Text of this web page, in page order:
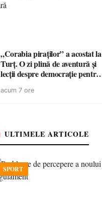
„Corabia piraților” a acostat la
Turț. O zi plină de aventură și
lecții despre democrație pentru
acum 7 ore
ULTIMELE ARTICOLE
SPORT